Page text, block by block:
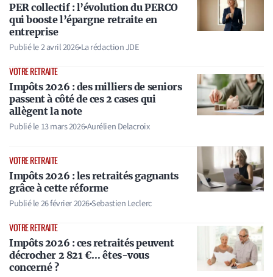
PER collectif : l’évolution du PERCO
qui booste l’épargne retraite en
entreprise
Publié le2 avril 2026•La rédaction JDE
VOTRE RETRAITE
Impôts 2026 : des milliers de seniors
passent à côté de ces 2 cases qui
allègent la note
Publié le13 mars 2026•Aurélien Delacroix
VOTRE RETRAITE
Impôts 2026 : les retraités gagnants
grâce à cette réforme
Publié le26 février 2026•Sebastien Leclerc
VOTRE RETRAITE
Impôts 2026 : ces retraités peuvent
décrocher 2 821 €… êtes-vous
concerné ?